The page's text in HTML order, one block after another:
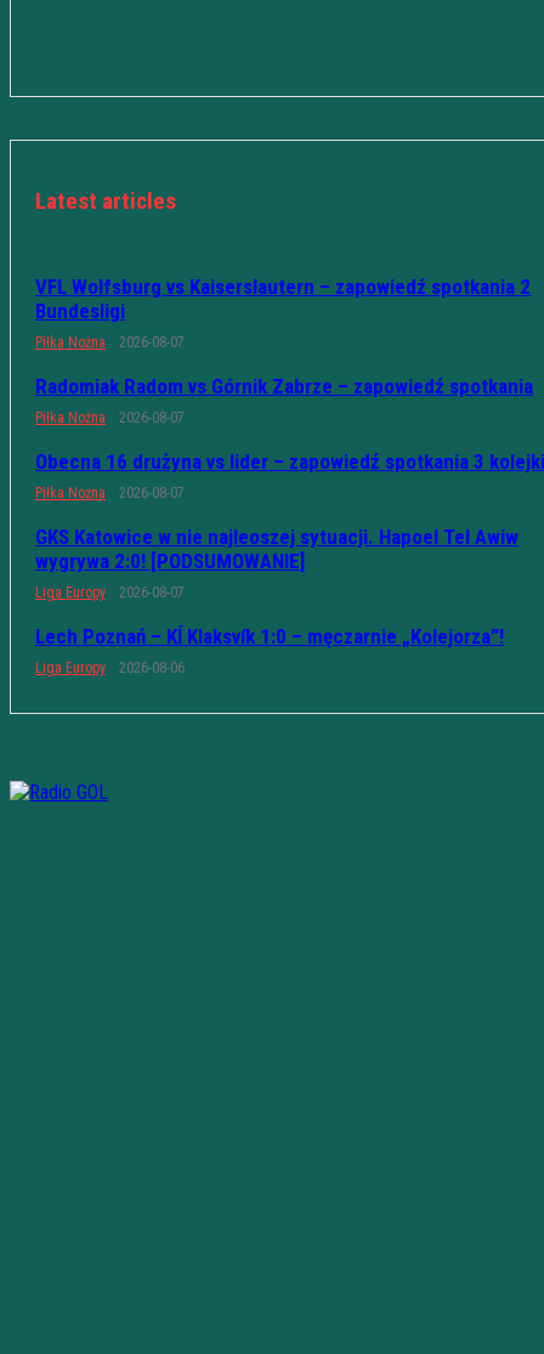
Latest articles
VFL Wolfsburg vs Kaiserslautern – zapowiedź spotkania 2
Bundesligi
Piłka Nożna 2026-08-07
Radomiak Radom vs Górnik Zabrze – zapowiedź spotkania
Piłka Nożna 2026-08-07
Obecna 16 drużyna vs lider – zapowiedź spotkania 3 kolejki
Piłka Nożna 2026-08-07
GKS Katowice w nie najleoszej sytuacji. Hapoel Tel Awiw
wygrywa 2:0! [PODSUMOWANIE]
Liga Europy 2026-08-07
Lech Poznań – KÍ Klaksvík 1:0 – męczarnie „Kolejorza”!
Liga Europy 2026-08-06